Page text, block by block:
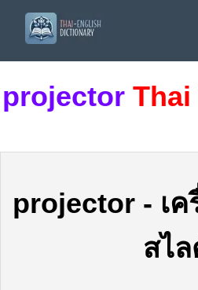
projector Thai
projector- เ
สไ